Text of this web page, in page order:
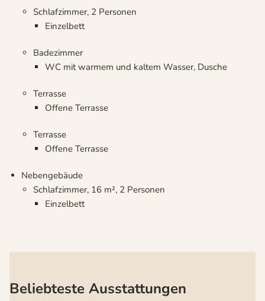
Schlafzimmer, 2 Personen
Einzelbett
Badezimmer
WC mit warmem und kaltem Wasser, Dusche
Terrasse
Offene Terrasse
Terrasse
Offene Terrasse
Nebengebäude
Schlafzimmer, 16 m², 2 Personen
Einzelbett
Beliebteste Ausstattungen